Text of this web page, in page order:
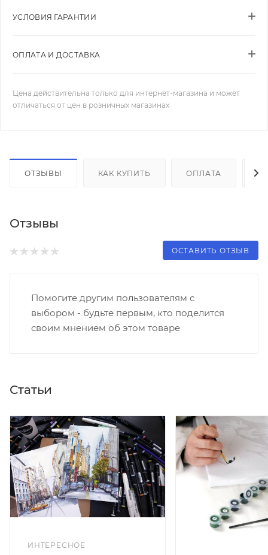
УСЛОВИЯ ГАРАНТИИ
ОПЛАТА И ДОСТАВКА
Цена действительна только для интернет-магазина и может
отличаться от цен в розничных магазинах
ОТЗЫВЫ КАК КУПИТЬ ОПЛАТА
Отзывы
ОСТАВИТЬ ОТЗЫВ
Помогите другим пользователям с
выбором - будьте первым, кто поделится
своим мнением об этом товаре
Статьи
ИНТЕРЕСНОЕ